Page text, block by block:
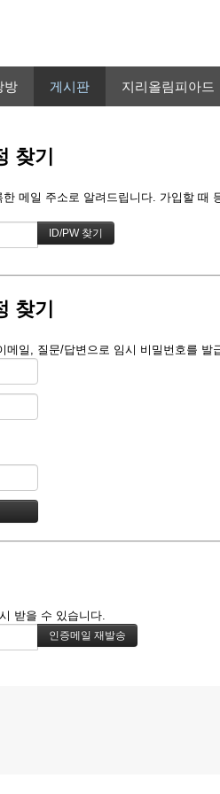
방 게시판 지리올림피아드
찾기
메일 주소로 알려드립니다. 가입할 때
찾기
메일, 질문/답변으로 임시 비밀번호를 발
받을 수 있습니다.